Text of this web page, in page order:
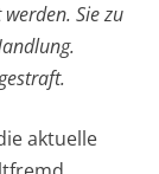
Sie zu
aktuelle